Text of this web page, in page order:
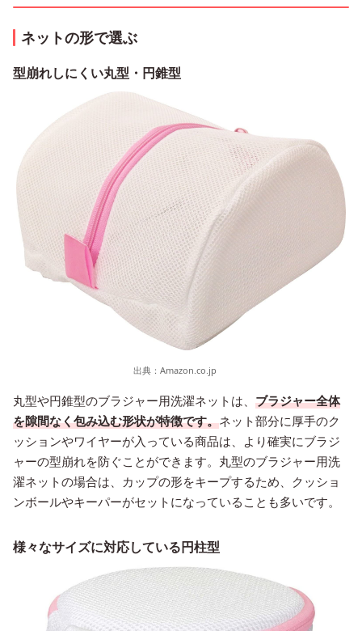
ネットの形で選ぶ
型崩れしにくい丸型・円錐型
出典： Amazon.co.jp
丸型や円錐型のブラジャー用洗濯ネットは、 ブラジャー全体
を隙間なく包み込む形状が特徴です。ネット部分に厚手のク
ッションやワイヤーが入っている商品は、より確実にブラジ
ャーの型崩れを防ぐことができます。丸型のブラジャー用洗
濯ネットの場合は、カップの形をキープするため、クッショ
ンボールやキーパーがセットになっていることも多いです。
様々なサイズに対応している円柱型